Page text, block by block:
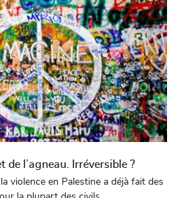
de l’agneau. Irréversible ?
la violence en Palestine a déjà fait des